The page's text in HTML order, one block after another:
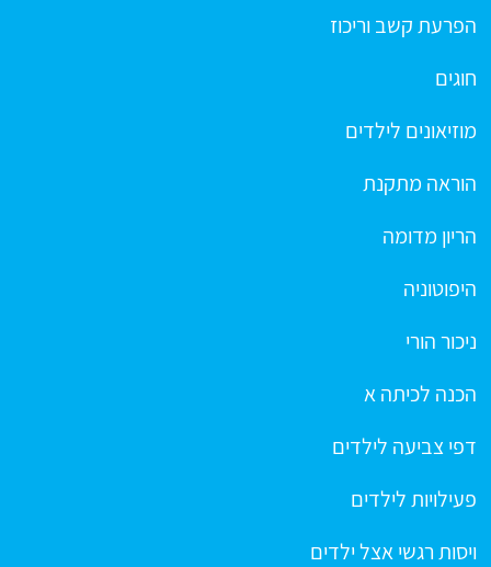
הפרעת קשב וריכוז
חוגים
מוזיאונים לילדים
הוראה מתקנת
הריון מדומה
היפוטוניה
ניכור הורי
הכנה לכיתה א
דפי צביעה לילדים
פעילויות לילדים
ויסות רגשי אצל ילדים